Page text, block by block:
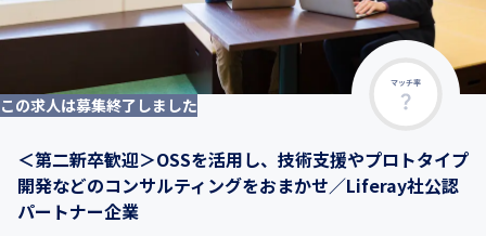
マッチ率
この求人は募集終了しました
＜第二新卒歓迎＞OSSを活用し、技術支援やプロトタイプ
開発などのコンサルティングをおまかせ／Liferay社公認
パートナー企業